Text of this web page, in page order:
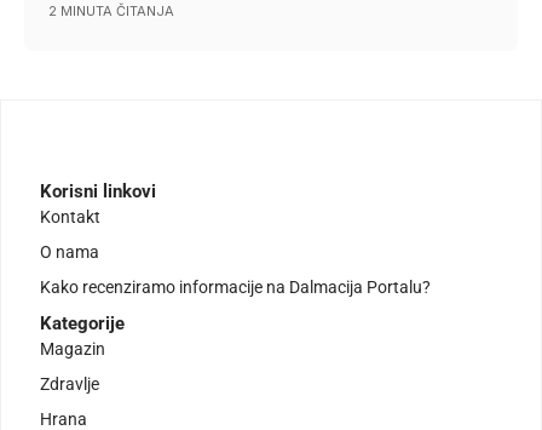
2 MINUTA ČITANJA
Korisni linkovi
Kontakt
O nama
Kako recenziramo informacije na Dalmacija Portalu?
Kategorije
Magazin
Zdravlje
Hrana